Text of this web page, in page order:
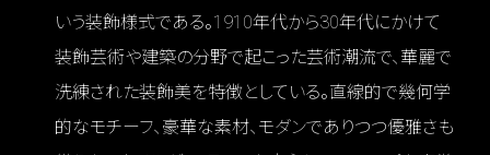
いう装飾様式である。1910年代から30年代にかけて
装飾芸術や建築の分野で起こった芸術潮流で、華麗で
洗練された装飾美を特徴としている。直線的で幾何学
的なモチーフ、豪華な素材、モダンでありつつ優雅さも